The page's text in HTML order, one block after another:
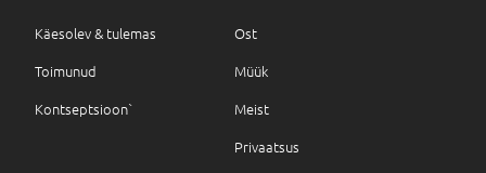
Käesolev & tulemas
Toimunud
Kontseptsioon`
Ost
Müük
Meist
Privaatsus